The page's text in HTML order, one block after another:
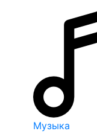
Музыка